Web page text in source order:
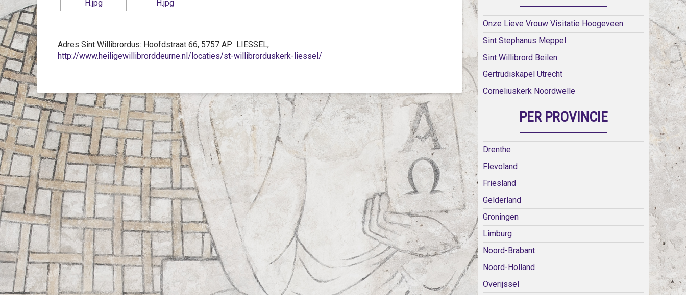
Adres Sint Willibrordus: Hoofdstraat 66, 5757 AP LIESSEL,
http://www.heiligewillibrorddeurne.nl/locaties/st-willibrorduskerk-liessel/
Onze Lieve Vrouw Visitatie Hoogeveen
Sint Stephanus Meppel
Sint Willibrord Beilen
Gertrudiskapel Utrecht
Corneliuskerk Noordwelle
PER PROVINCIE
Drenthe
Flevoland
Friesland
Gelderland
Groningen
Limburg
Noord-Brabant
Noord-Holland
Overijssel